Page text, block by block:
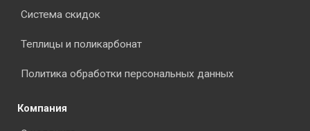
Система скидок
Теплицы и поликарбонат
Политика обработки персональных данных
Компания